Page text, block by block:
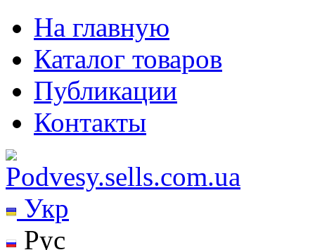
На главную
Каталог товаров
Публикации
Контакты
Укр
Рус